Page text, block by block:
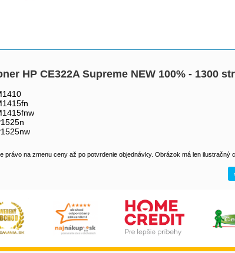
HP CE322A Supreme NEW 100% - 1300
právo na zmenu ceny až po potvrdenie objednávky. Obrázok má len ilustračný